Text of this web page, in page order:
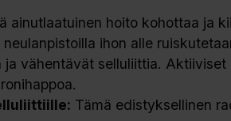
ainutlaatuinen hoito kohottaa ja
neulanpistoilla ihon alle
ja vähentävät selluliittia.
Tämä edistyksellinen